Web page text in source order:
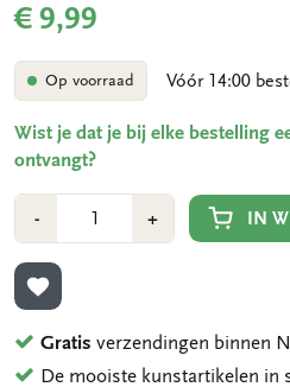
€ 9,99
Op voorraad Vóór 14:00
Wist je dat je bij elke bestelling
ontvangt?
-Min
1
+Plus
1
IN
TOEVOEGEN AAN
Gratis verzendingen binnen
De mooiste kunstartikelen in